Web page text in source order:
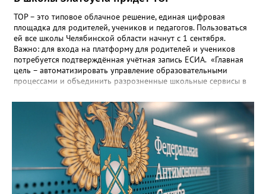
ТОР – это типовое облачное решение, единая цифровая
площадка для родителей, учеников и педагогов. Пользоваться
ей все школы Челябинской области начнут с 1 сентября.
Важно: для входа на платформу для родителей и учеников
потребуется подтверждённая учётная запись ЕСИА. «Главная
цель – автоматизировать управление образовательными
процессами и объединить разрозненные школьные сервисы в
региональном министерстве образования. - Платформа ТОР
“Моя школа” объединит все школьные сервисы в единую
безопасную государственную экосистему. Предполагается, что
переход пройдёт максимально комфортно для пользователей».
Привычные функции - оценки, расписание, домашние задания,
связь с учителями, знакомые пользователям экосистемы
«Госуслуги Моя школа», не просто сохранятся, они будут
собраны в одном месте, подчеркнули в ведомстве. Причём в
этом случае переход на ТОР станет вообще незаметным.